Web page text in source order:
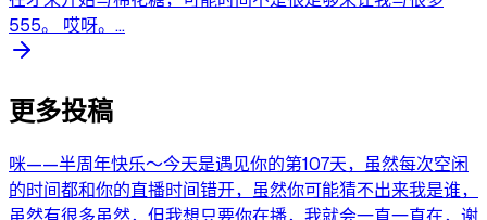
555。 哎呀。...
更多投稿
咪——半周年快乐～今天是遇见你的第107天，虽然每次空闲
的时间都和你的直播时间错开，虽然你可能猜不出来我是谁，